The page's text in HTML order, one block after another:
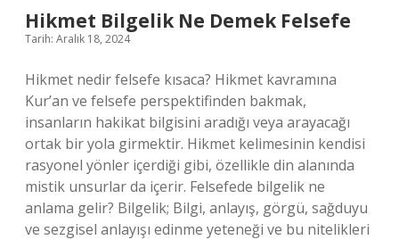
Hikmet Bilgelik Ne Demek Felsefe
Tarih: Aralık 18, 2024
Hikmet nedir felsefe kısaca? Hikmet kavramına
Kur’an ve felsefe perspektifinden bakmak,
insanların hakikat bilgisini aradığı veya arayacağı
ortak bir yola girmektir. Hikmet kelimesinin kendisi
rasyonel yönler içerdiği gibi, özellikle din alanında
mistik unsurlar da içerir. Felsefede bilgelik ne
anlama gelir? Bilgelik; Bilgi, anlayış, görgü, sağduyu
ve sezgisel anlayışı edinme yeteneği ve bu nitelikleri